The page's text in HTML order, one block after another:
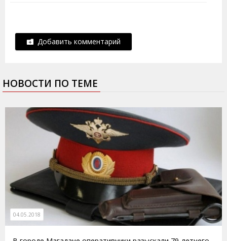
Добавить комментарий
НОВОСТИ ПО ТЕМЕ
04.05.2018